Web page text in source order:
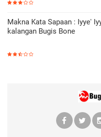
Makna Kata Sapaan : Iyye'
kalangan Bugis Bone